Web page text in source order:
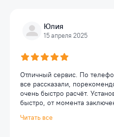
Юлия
15 апреля 2025
Отличный сервис. По
все рассказали,
очень быстро расчёт.
быстро, от момента
вежливые, профессионалы.
Читать все